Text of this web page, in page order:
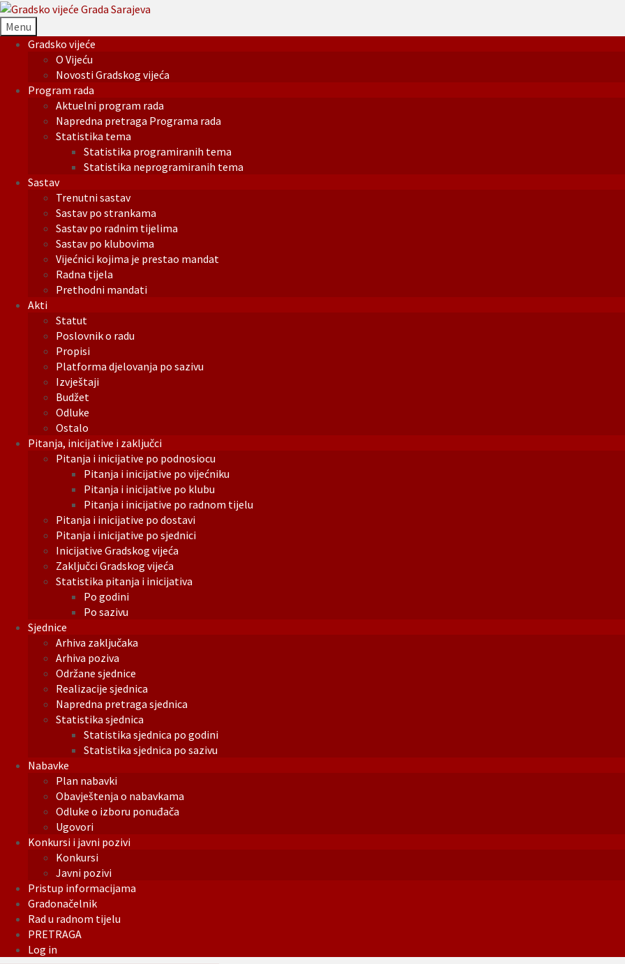
Menu
Gradsko vijeće
O Vijeću
Novosti Gradskog vijeća
Program rada
Aktuelni program rada
Napredna pretraga Programa rada
Statistika tema
Statistika programiranih tema
Statistika neprogramiranih tema
Sastav
Trenutni sastav
Sastav po strankama
Sastav po radnim tijelima
Sastav po klubovima
Vijećnici kojima je prestao mandat
Radna tijela
Prethodni mandati
Akti
Statut
Poslovnik o radu
Propisi
Platforma djelovanja po sazivu
Izvještaji
Budžet
Odluke
Ostalo
Pitanja, inicijative i zaključci
Pitanja i inicijative po podnosiocu
Pitanja i inicijative po vijećniku
Pitanja i inicijative po klubu
Pitanja i inicijative po radnom tijelu
Pitanja i inicijative po dostavi
Pitanja i inicijative po sjednici
Inicijative Gradskog vijeća
Zaključci Gradskog vijeća
Statistika pitanja i inicijativa
Po godini
Po sazivu
Sjednice
Arhiva zaključaka
Arhiva poziva
Održane sjednice
Realizacije sjednica
Napredna pretraga sjednica
Statistika sjednica
Statistika sjednica po godini
Statistika sjednica po sazivu
Nabavke
Plan nabavki
Obavještenja o nabavkama
Odluke o izboru ponuđača
Ugovori
Konkursi i javni pozivi
Konkursi
Javni pozivi
Pristup informacijama
Gradonačelnik
Rad u radnom tijelu
PRETRAGA
Log in